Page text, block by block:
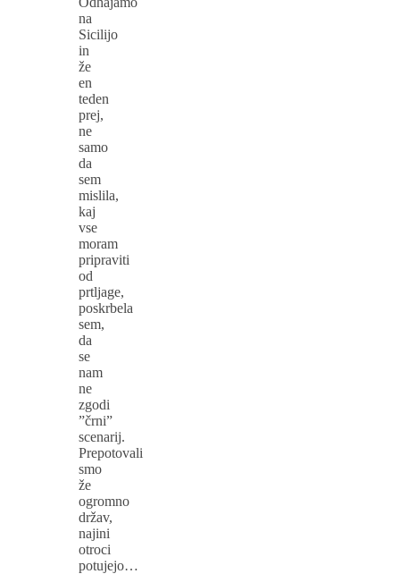
na
Sicilijo
in
že
en
teden
prej,
ne
samo
da
sem
mislila,
kaj
vse
moram
pripraviti
od
prtljage,
poskrbela
sem,
da
se
nam
ne
zgodi
”črni”
scenarij.
Prepotovali
smo
že
ogromno
držav,
najini
otroci
potujejo…